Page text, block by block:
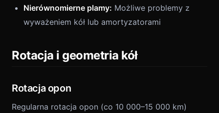
Nierównomierne plamy: Możliwe problemy z
wyważeniem kół lub amortyzatorami
Rotacja i geometria kół
Rotacja opon
Regularna rotacja opon (co 10 000–15 000 km)